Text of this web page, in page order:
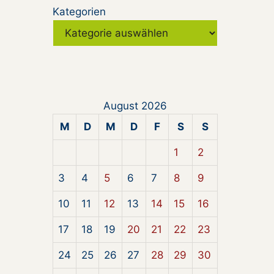
Kategorien
August 2026
M
D M D F S S
1 2
3 4 5 6 7 8 9
10 11 12 13 14 15 16
17 18 19 20 21 22 23
24 25 26 27 28 29 30